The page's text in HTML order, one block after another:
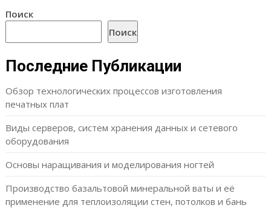
Поиск
Поиск
Последние Публикации
Обзор технологических процессов изготовления
печатных плат
Виды серверов, систем хранения данных и сетевого
оборудования
Основы наращивания и моделирования ногтей
Производство базальтовой минеральной ваты и её
применение для теплоизоляции стен, потолков и бань